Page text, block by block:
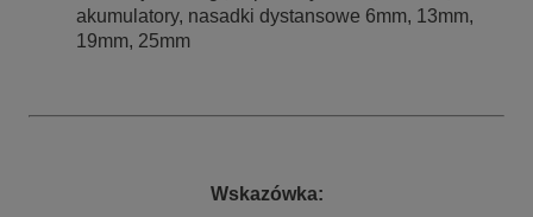
akumulatory, nasadki dystansowe 6mm, 13mm,
19mm, 25mm
Wskazówka: